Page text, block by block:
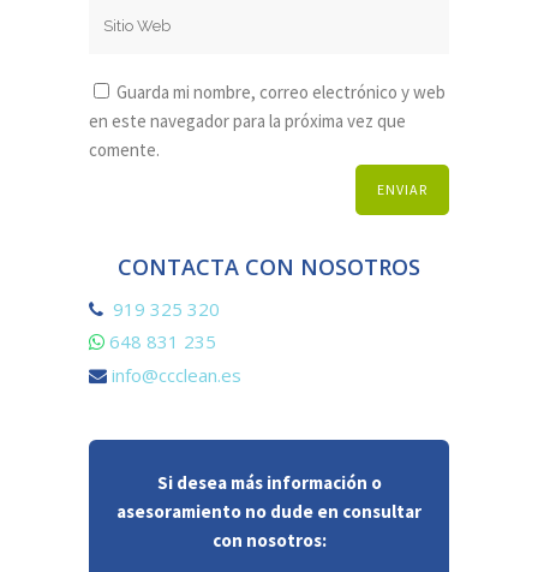
Guarda mi nombre, correo electrónico y web
en este navegador para la próxima vez que
comente.
CONTACTA CON NOSOTROS
919 325 320
648 831 235
info@ccclean.es
Si desea más información o
asesoramiento no dude en consultar
con nosotros: